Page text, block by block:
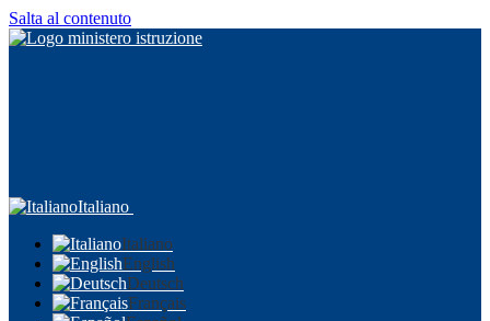
Salta al contenuto
Italiano
Italiano
English
Deutsch
Français